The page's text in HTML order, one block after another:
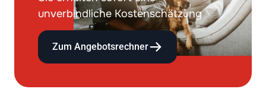
unverbindliche Kostenschätzung
Zum Angebotsrechner